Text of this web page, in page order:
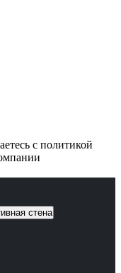
с политикой
стена